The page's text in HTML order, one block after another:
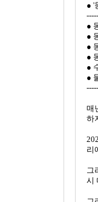
● '
●
●
●
●
●
●
매
하
리
그
시